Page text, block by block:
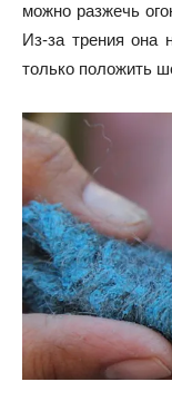
можно разжечь
Из-за трения она
только положить